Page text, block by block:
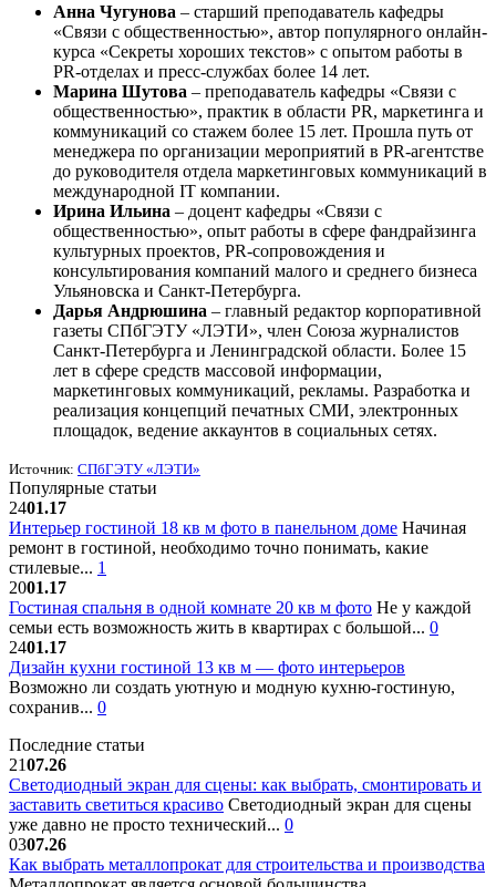
Анна Чугунова – cтарший преподаватель кафедры
«Связи с общественностью», автор популярного онлайн-
курса «Секреты хороших текстов» с опытом работы в
PR-отделах и пресс-службах более 14 лет.
Марина Шутова – преподаватель кафедры «Связи с
общественностью», практик в области PR, маркетинга и
коммуникаций со стажем более 15 лет. Прошла путь от
менеджера по организации мероприятий в PR-агентстве
до руководителя отдела маркетинговых коммуникаций в
международной IT компании.
Ирина Ильина – доцент кафедры «Связи с
общественностью», опыт работы в сфере фандрайзинга
культурных проектов, PR-сопровождения и
консультирования компаний малого и среднего бизнеса
Ульяновска и Санкт-Петербурга.
Дарья Андрюшина – главный редактор корпоративной
газеты СПбГЭТУ «ЛЭТИ», член Союза журналистов
Санкт-Петербурга и Ленинградской области. Более 15
лет в сфере средств массовой информации,
маркетинговых коммуникаций, рекламы. Разработка и
реализация концепций печатных СМИ, электронных
площадок, ведение аккаунтов в социальных сетях.
Источник: СПбГЭТУ «ЛЭТИ»
Популярные статьи
2401.17
Интерьер гостиной 18 кв м фото в панельном доме Начиная
ремонт в гостиной, необходимо точно понимать, какие
стилевые... 1
2001.17
Гостиная спальня в одной комнате 20 кв м фото Не у каждой
семьи есть возможность жить в квартирах с большой... 0
2401.17
Дизайн кухни гостиной 13 кв м — фото интерьеров
Возможно ли создать уютную и модную кухню-гостиную,
сохранив... 0
Последние статьи
2107.26
Светодиодный экран для сцены: как выбрать, смонтировать и
заставить светиться красиво Светодиодный экран для сцены
уже давно не просто технический... 0
0307.26
Как выбрать металлопрокат для строительства и производства